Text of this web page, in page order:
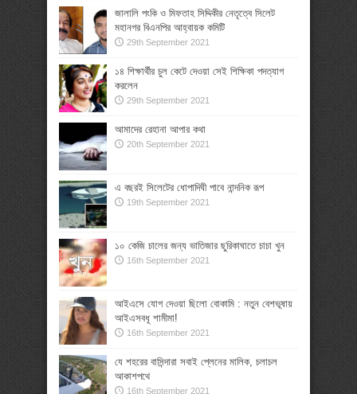
জালালি পংকি ও মিফতাহ সিদ্দিকীর নেতৃত্বে সিলেট
মহানগর বিএনপির আহ্বায়ক কমিটি
29th September 2021
১৪ শিক্ষার্থীর চুল কেটে দেওয়া সেই শিক্ষিকা পদত্যাগ
করলেন
29th September 2021
আমাদের রেহানা আপার কথা
20th September 2021
এ বছরই সিলেটের ধোপাদিঘী পাবে নান্দনিক রূপ
19th September 2021
১০ কেজি চালের জন্য ভাতিজার ছুরিকাঘাতে চাচা খুন
16th September 2021
আইএসে যোগ দেওয়া ছিলো বোকামি : নতুন বেশভূষায়
আইএসবধূ শামীমা!
16th September 2021
যে শহরের বাসিন্দারা সবাই প্লেনের মালিক, চলাচল
আকাশপথে
16th September 2021